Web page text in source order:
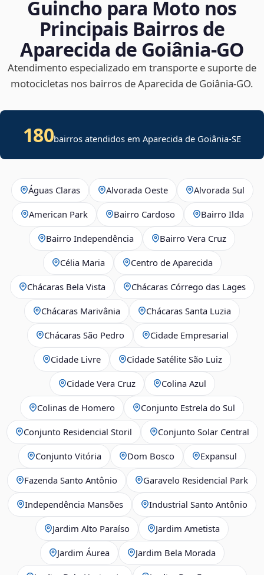
Guincho para Moto nos
Principais Bairros de
Aparecida de Goiânia‑GO
Atendimento especializado em transporte e suporte de
motocicletas nos bairros de Aparecida de Goiânia‑GO.
180bairros atendidos emAparecida de Goiânia-SE
Águas Claras Alvorada Oeste Alvorada Sul
American Park Bairro Cardoso Bairro Ilda
Bairro Independência Bairro Vera Cruz
Célia Maria Centro de Aparecida
Chácaras Bela Vista Chácaras Córrego das Lages
Chácaras Marivânia Chácaras Santa Luzia
Chácaras São Pedro Cidade Empresarial
Cidade Livre Cidade Satélite São Luiz
Cidade Vera Cruz Colina Azul
Colinas de Homero Conjunto Estrela do Sul
Conjunto Residencial Storil Conjunto Solar Central
Conjunto Vitória Dom Bosco Expansul
Fazenda Santo Antônio Garavelo Residencial Park
Independência Mansões Industrial Santo Antônio
Jardim Alto Paraíso Jardim Ametista
Jardim Áurea Jardim Bela Morada